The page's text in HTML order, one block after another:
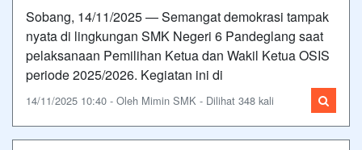
Sobang, 14/11/2025 — Semangat demokrasi tampak
nyata di lingkungan SMK Negeri 6 Pandeglang saat
pelaksanaan Pemilihan Ketua dan Wakil Ketua OSIS
periode 2025/2026. Kegiatan ini di
14/11/2025 10:40 - Oleh Mimin SMK - Dilihat 348 kali